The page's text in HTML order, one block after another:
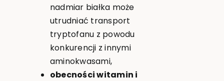
nadmiar białka może
utrudniać transport
tryptofanu z powodu
konkurencji z innymi
aminokwasami,
obecności witamin i